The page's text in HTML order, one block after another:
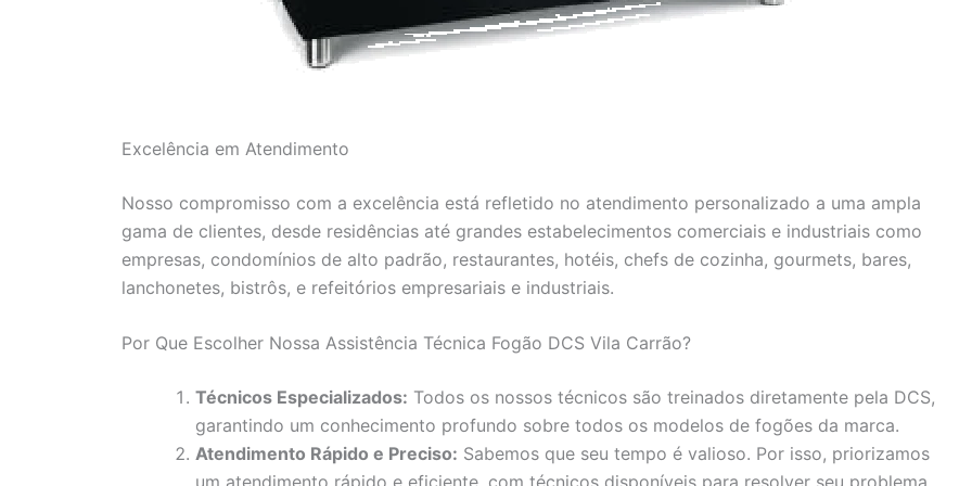
Excelência em Atendimento
Nosso compromisso com a excelência está refletido no atendimento personalizado a uma ampla
gama de clientes, desde residências até grandes estabelecimentos comerciais e industriais como
empresas, condomínios de alto padrão, restaurantes, hotéis, chefs de cozinha, gourmets, bares,
lanchonetes, bistrôs, e refeitórios empresariais e industriais.
Por Que Escolher Nossa Assistência Técnica Fogão DCS Vila Carrão?
Técnicos Especializados: Todos os nossos técnicos são treinados diretamente pela DCS,
garantindo um conhecimento profundo sobre todos os modelos de fogões da marca.
Atendimento Rápido e Preciso: Sabemos que seu tempo é valioso. Por isso, priorizamos